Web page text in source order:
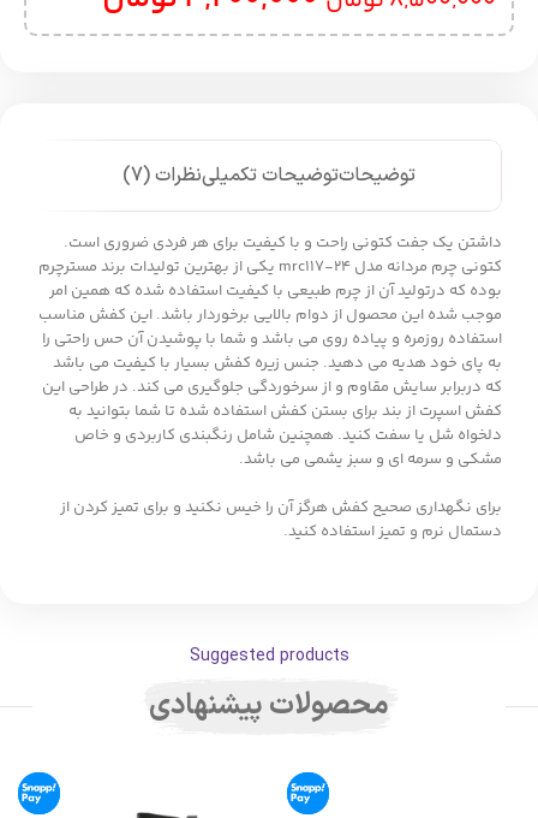
توضیحاتتوضیحات تکمیلینظرات (7)
داشتن یک جفت کتونی راحت و با کیفیت برای هر فردی ضروری است.
کتونی چرم مردانه مدل mrc117-24 یکی از بهترین تولیدات برند مسترچرم
بوده که درتولید آن از چرم طبیعی با کیفیت استفاده شده که همین امر
موجب شده این محصول از دوام بالایی برخوردار باشد. این کفش مناسب
استفاده روزمره و پیاده روی می باشد و شما با پوشیدن آن حس راحتی را
به پای خود هدیه می دهید. جنس زیره کفش بسیار با کیفیت می باشد
که دربرابر سایش مقاوم و از سرخوردگی جلوگیری می کند. در طراحی این
کفش اسپرت از بند برای بستن کفش استفاده شده تا شما بتوانید به
دلخواه شل یا سفت کنید. همچنین شامل رنگبندی کاربردی و خاص
مشکی و سرمه ای و سبز یشمی می باشد.
برای نگهداری صحیح کفش هرگز آن را خیس نکنید و برای تمیز کردن از
دستمال نرم و تمیز استفاده کنید.
Suggested products
محصولات پیشنهادی